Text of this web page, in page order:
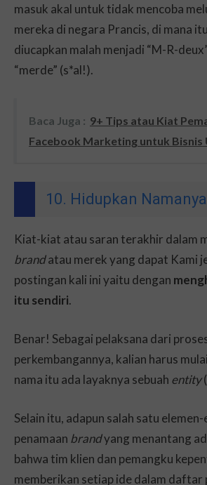
masuk akal untuk tidak mencoba
mereka di negara Prancis, di mana
diucapkan malah menjadi “M-R-
“merde” (s*al!).
Baca Juga : 9+ Tips atau Kiat
Facebook Marketing untuk Bisnis
10. Hidupkan
Kiat-kiat atau saran terakhir dalam
brandatau merek yang dapat Kami
postingan kali ini yaitu dengan
itu sendiri.
Benar! Sebagai pelaksana dari
perkembangannya, kalian harus
nama itu ada layaknya sebuah entity
Selain itu, adapun salah satu
penamaan brandyang menantang
bahwa tim klien dan pemangku
memberikan setiap ide dalam daftar